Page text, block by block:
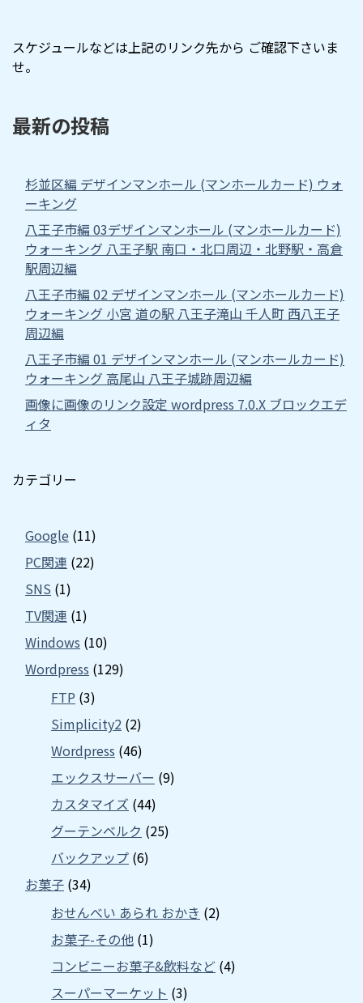
スケジュールなどは上記のリンク先から ご確認下さいま
せ。
最新の投稿
杉並区編 デザインマンホール (マンホールカード) ウォ
ーキング
八王子市編 03デザインマンホール (マンホールカード)
ウォーキング 八王子駅 南口・北口周辺・北野駅・高倉
駅周辺編
八王子市編 02 デザインマンホール (マンホールカード)
ウォーキング 小宮 道の駅 八王子滝山 千人町 西八王子
周辺編
八王子市編 01 デザインマンホール (マンホールカード)
ウォーキング 高尾山 八王子城跡周辺編
画像に画像のリンク設定 wordpress 7.0.X ブロックエデ
ィタ
カテゴリー
Google (11)
PC関連 (22)
SNS (1)
TV関連 (1)
Windows (10)
Wordpress (129)
FTP (3)
Simplicity2 (2)
Wordpress (46)
エックスサーバー (9)
カスタマイズ (44)
グーテンベルク (25)
バックアップ (6)
お菓子 (34)
おせんべい あられ おかき (2)
お菓子-その他 (1)
コンビニーお菓子&飲料など (4)
スーパーマーケット (3)